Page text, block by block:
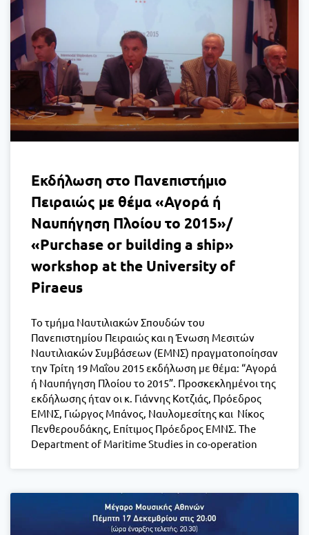
Εκδήλωση στο Πανεπιστήμιο
Πειραιώς με θέμα «Αγορά ή
Ναυπήγηση Πλοίου το 2015»/
«Purchase or building a ship»
workshop at the University of
Piraeus
Τo τμήμα Ναυτιλιακών Σπουδών του
Πανεπιστημίου Πειραιώς και η Ένωση Μεσιτών
Ναυτιλιακών Συμβάσεων (ΕΜΝΣ) πραγματοποίησαν
την Τρίτη 19 Μαΐου 2015 εκδήλωση με θέμα: “Αγορά
ή Ναυπήγηση Πλοίου το 2015”. Προσκεκλημένοι της
εκδήλωσης ήταν οι κ. Γιάννης Κοτζιάς, Πρόεδρος
ΕΜΝΣ, Γιώργος Μπάνος, Ναυλομεσίτης και Νίκος
Πενθερουδάκης, Επίτιμος Πρόεδρος ΕΜΝΣ. The
Department of Maritime Studies in co-operation